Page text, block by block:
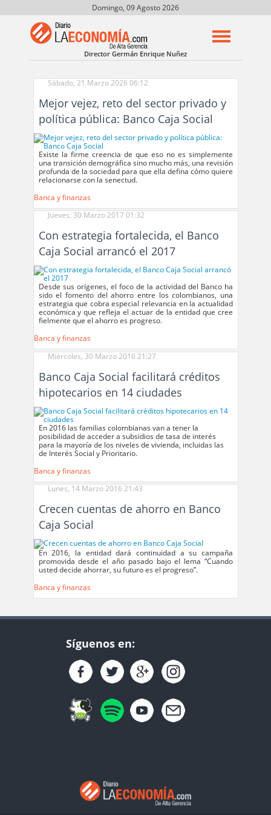
Domingo, 09 Agosto 2026
Director Germán Enrique Nuñez
Sábado, 21 Marzo 2026 06:12
Mejor vejez, reto del sector privado y
política pública: Banco Caja Social
Existe la firme creencia de que eso no es simplemente
una transición demográfica sino mucho más, una revisión
profunda de la sociedad para que ella defina cómo quiere
relacionarse con la senectud.
Banca y finanzas
Jueves, 30 Marzo 2017 01:32
Con estrategia fortalecida, el Banco
Caja Social arrancó el 2017
Desde sus orígenes, el foco de la actividad del Banco ha
sido el fomento del ahorro entre los colombianos, una
estrategia que cobra especial relevancia en la actualidad
económica y que refleja el actuar de la entidad que cree
fielmente que el ahorro es progreso.
Banca y finanzas
Miércoles, 30 Marzo 2016 21:27
Banco Caja Social facilitará créditos
hipotecarios en 14 ciudades
En 2016 las familias colombianas van a tener la
posibilidad de acceder a subsidios de tasa de interés
para la mayoría de los niveles de vivienda, incluidas las
de Interés Social y Prioritario.
Banca y finanzas
Lunes, 14 Marzo 2016 21:43
Crecen cuentas de ahorro en Banco
Caja Social
En 2016, la entidad dará continuidad a su campaña
promovida desde el año pasado bajo el lema “Cuando
usted decide ahorrar, su futuro es el progreso”.
Banca y finanzas
Síguenos en: